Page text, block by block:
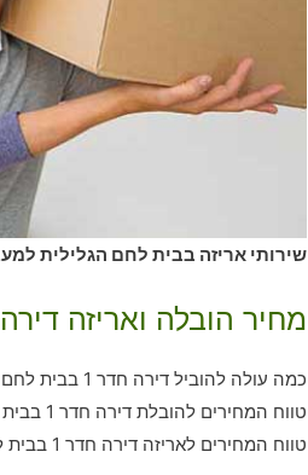
שירותי אריזה בבית לחם הגלילית
מחיר הובלה ואריזה
כמה עולה להוביל דירה חדר 1 בבית לחם הגלילית עם חברת הובלה כולל אריזה?
טווח המחירים להובלת דירה חדר 1 בבית לחם הגלילית – בין 390-790 ש"ח
טווח המחירים לאריזה דירה חדר 1 בבית לחם הגלילית – בין 250-570 ש"ח